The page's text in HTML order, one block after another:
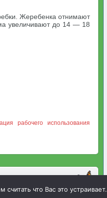
Жеребенка отнимают
увеличивают до 14 — 18
рабочего использования
что Вас это устраивает.